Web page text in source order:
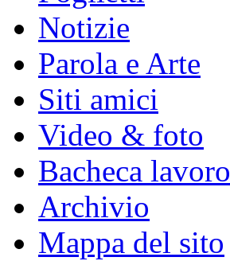
Notizie
Parola e Arte
Siti amici
Video & foto
Bacheca lavoro
Archivio
Mappa del sito